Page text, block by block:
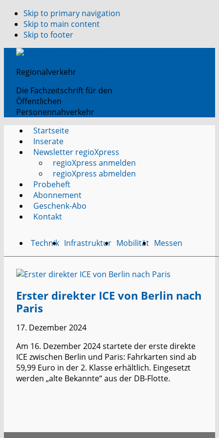
Skip to primary navigation
Skip to main content
Skip to footer
Regionalverkehr
Die Fachzeitschrift für den
Öffentlichen
Personennahverkehr
Startseite
Inserate
Newsletter regioXpress
regioXpress anmelden
regioXpress abmelden
Probeheft
Abonnement
Geschenk-Abo
Kontakt
Technik Infrastruktur Mobilität Messen
Erster direkter ICE von Berlin nach
Paris
17. Dezember 2024
Am 16. Dezember 2024 startete der erste direkte
ICE zwischen Berlin und Paris: Fahrkarten sind ab
59,99 Euro in der 2. Klasse erhältlich. Eingesetzt
werden „alte Bekannte“ aus der DB-Flotte.